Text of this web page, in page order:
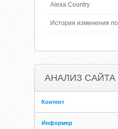
Alexa Country
История изменения
АНАЛИЗ САЙТА
Контент
Информер